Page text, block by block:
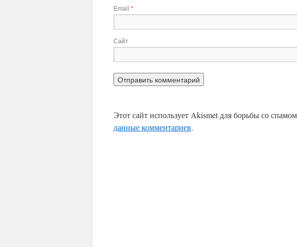
Email *
Сайт
Этот сайт использует Akismet для борьбы со
данные комментариев.